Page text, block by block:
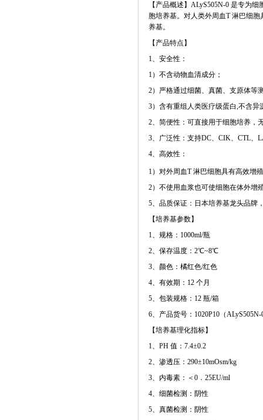
【产品概述】ALyS505N-0 是专为
胞培养基。对人类外周血T 淋巴细
养基。
【产品特点】
1、安全性：
1）不含动物血清成分；
2）严格通过细菌、真菌、支原体等
3）含有重组人类医疗级蛋白,不含异
2、简便性：可直接用于细胞培养，
3、广泛性：支持DC、CIK、CTL、
4、高效性：
1）对外周血T 淋巴细胞具有高效增
2）不使用血浆也可使细胞在体外增
5、品质保证：日本培养基龙头品牌
【培养基参数】
1、规格：1000ml/瓶
2、保存温度：2℃~8℃
3、颜色：橘红色/红色
4、有效期：12 个月
5、包装规格：12 瓶/箱
6、产品货号：1020P10（ALyS505N-
【培养基理化指标】
1、PH 值：7.4±0.2
2、渗透压：290±10mOsm/kg
3、内毒素：＜0．25EU/ml
4、细菌检测：阴性
5、真菌检测：阴性